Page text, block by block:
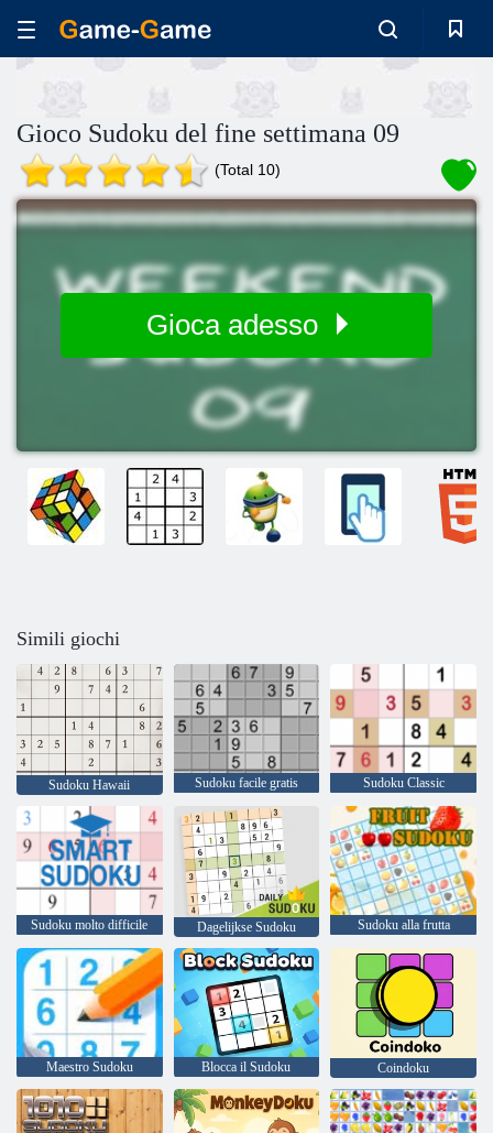
Gioco Sudoku del fine settimana 09
(Total 10)
Gioca adesso
Simili giochi
Sudoku Hawaii Sudoku facile gratis Sudoku Classic
Sudoku molto difficile Dagelijkse Sudoku Sudoku alla frutta
Maestro Sudoku Blocca il Sudoku Coindoku